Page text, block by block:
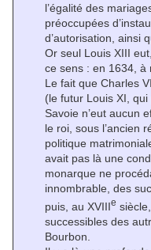
l’égalité des
préoccupées
d’autorisation, ainsi
Or seul Louis XIII
ce sens : en 1634, à
Le fait que Charles
(le futur Louis XI,
Savoie n’eut aucun
le roi, sous l’ancien
politique
avait pas là une
monarque ne
innombrable, des
puis, au XVIIIe
successibles des
Bourbon.